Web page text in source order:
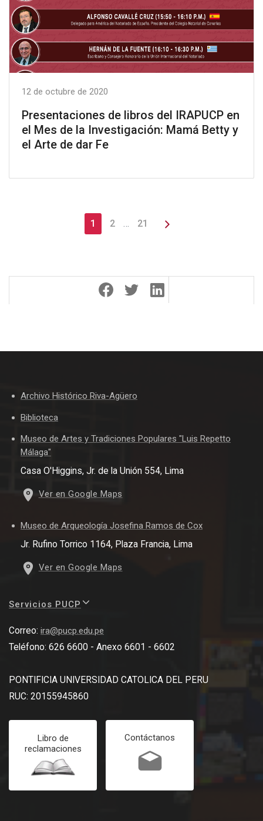
12 de octubre de 2020
Presentaciones de libros del IRAPUCP en
el Mes de la Investigación: Mamá Betty y
el Arte de dar Fe
1 2 … 21
Archivo Histórico Riva-Agüero
Biblioteca
Museo de Artes y Tradiciones Populares "Luis Repetto
Málaga"
Casa O'Higgins, Jr. de la Unión 554, Lima
Ver en Google Maps
Museo de Arqueología Josefina Ramos de Cox
Jr. Rufino Torrico 1164, Plaza Francia, Lima
Ver en Google Maps
Servicios PUCP
Correo: ira@pucp.edu.pe
Teléfono: 626 6600 - Anexo 6601 - 6602
PONTIFICIA UNIVERSIDAD CATOLICA DEL PERU
RUC: 20155945860
Libro de
reclamaciones
Contáctanos